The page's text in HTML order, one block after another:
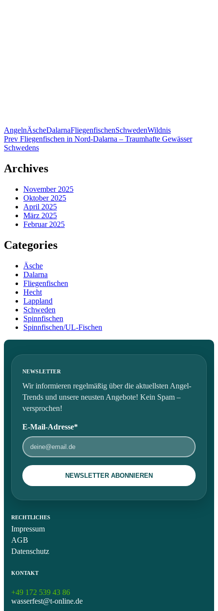
AngelnÄscheDalarnaFliegenfischenSchwedenWildnis
Prev Fliegenfischen in Nord-Dalarna – Traumhafte Gewässer
Schwedens
Archives
November 2025
Oktober 2025
April 2025
März 2025
Februar 2025
Categories
Äsche
Dalarna
Fliegenfischen
Hecht
Lappland
Schweden
Spinnfischen
Spinnfischen/UL-Fischen
NEWSLETTER
Wir informieren regelmäßig über die aktuellsten Angel-
Trends und unsere neusten Angebote! Kein Spam –
versprochen!
E-Mail-Adresse*
RECHTLICHES
Impressum
AGB
Datenschutz
KONTAKT
+49 172 539 43 86
wasserfest@t-online.de